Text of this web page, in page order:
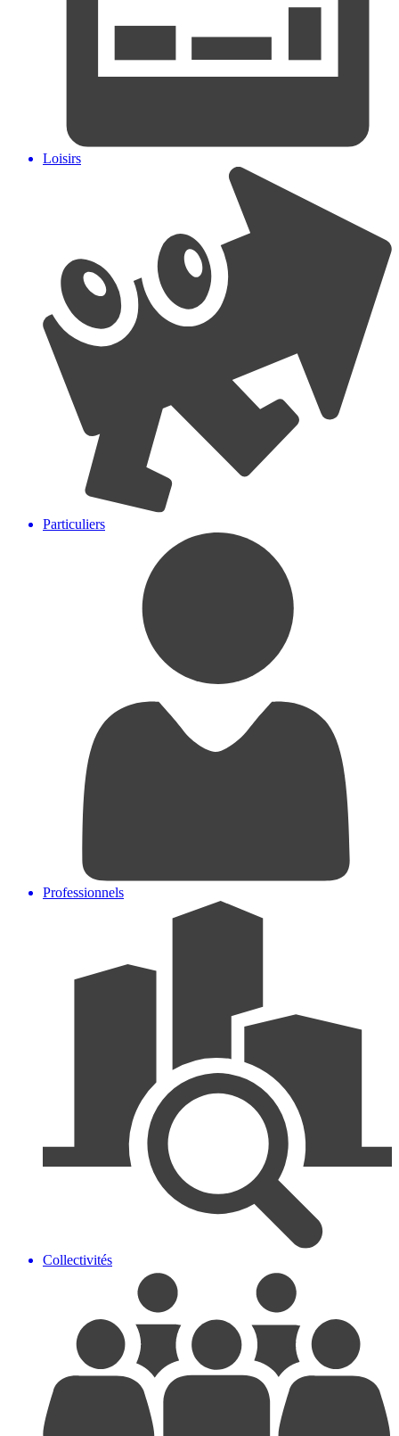
Loisirs
Particuliers
Professionnels
Collectivités